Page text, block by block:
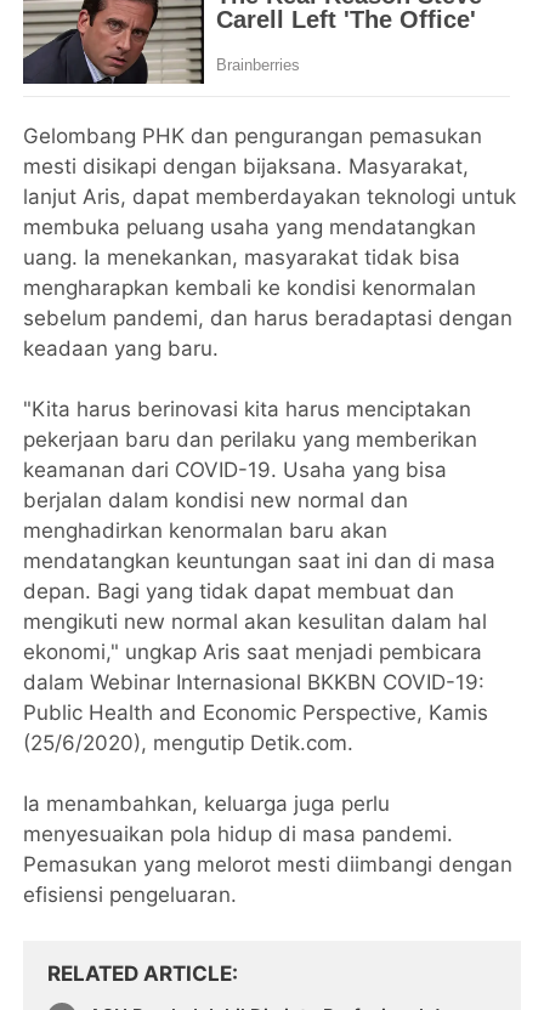
Gelombang PHK dan pengurangan pemasukan
mesti disikapi dengan bijaksana. Masyarakat,
lanjut Aris, dapat memberdayakan teknologi untuk
membuka peluang usaha yang mendatangkan
uang. Ia menekankan, masyarakat tidak bisa
mengharapkan kembali ke kondisi kenormalan
sebelum pandemi, dan harus beradaptasi dengan
keadaan yang baru.
"Kita harus berinovasi kita harus menciptakan
pekerjaan baru dan perilaku yang memberikan
keamanan dari COVID-19. Usaha yang bisa
berjalan dalam kondisi new normal dan
menghadirkan kenormalan baru akan
mendatangkan keuntungan saat ini dan di masa
depan. Bagi yang tidak dapat membuat dan
mengikuti new normal akan kesulitan dalam hal
ekonomi," ungkap Aris saat menjadi pembicara
dalam Webinar Internasional BKKBN COVID-19:
Public Health and Economic Perspective, Kamis
(25/6/2020), mengutip Detik.com.
Ia menambahkan, keluarga juga perlu
menyesuaikan pola hidup di masa pandemi.
Pemasukan yang melorot mesti diimbangi dengan
efisiensi pengeluaran.
RELATED ARTICLE